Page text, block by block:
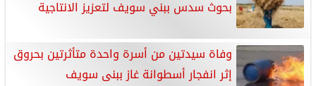
بحوث سدس ببني سويف لتعزيز الانتاجية
وفاة سيدتين من أسرة واحدة متأثرتين بحروق
إثر انفجار أسطوانة غاز ببنى سويف